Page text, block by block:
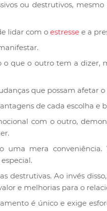
ou destrutivos,
lidar com o estresse e a
o que o outro tem a dizer,
que possam afetar
de cada escolha e
com o outro,
uma mera conveniência.
destrutivas. Ao invés
e melhorias para o
é único e exige